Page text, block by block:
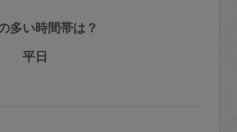
ンセルする場合、毎週定
隔週定期は月1回までキャ
多い時間帯は？
平日